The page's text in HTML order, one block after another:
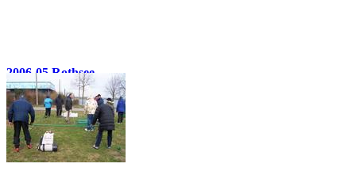
2006-05 Rothsee
34 Bilder